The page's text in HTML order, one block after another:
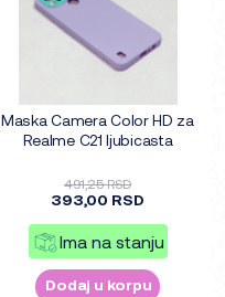
Maska Camera Color HD za
Realme C21 ljubicasta
491,25 RSD
393,00 RSD
Ima na stanju
Dodaj u korpu